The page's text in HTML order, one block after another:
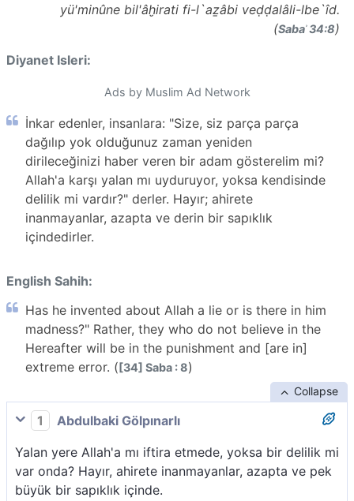
yü'minûne bil'âḫirati fi-l`aẕâbi veḍḍalâli-lbe`îd.
(Sabaʾ 34:8)
Diyanet Isleri:
Ads by Muslim Ad Network
İnkar edenler, insanlara: "Size, siz parça parça
dağılıp yok olduğunuz zaman yeniden
dirileceğinizi haber veren bir adam gösterelim mi?
Allah'a karşı yalan mı uyduruyor, yoksa kendisinde
delilik mi vardır?" derler. Hayır; ahirete
inanmayanlar, azapta ve derin bir sapıklık
içindedirler.
English Sahih:
Has he invented about Allah a lie or is there in him
madness?" Rather, they who do not believe in the
Hereafter will be in the punishment and [are in]
extreme error. ([34] Saba : 8)
Collapse
1
Abdulbaki Gölpınarlı
Yalan yere Allah'a mı iftira etmede, yoksa bir delilik mi
var onda? Hayır, ahirete inanmayanlar, azapta ve pek
büyük bir sapıklık içinde.